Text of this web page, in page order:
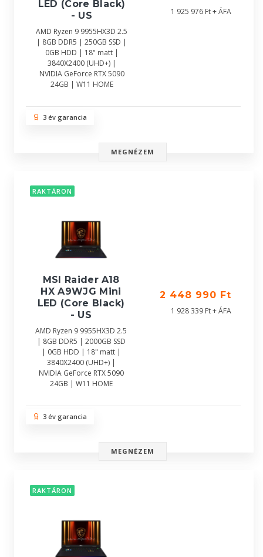
LED (Core Black)
- US
AMD Ryzen 9 9955HX3D 2.5
| 8GB DDR5 | 250GB SSD |
0GB HDD | 18" matt |
3840X2400 (UHD+) |
NVIDIA GeForce RTX 5090
24GB | W11 HOME
1 925 976 Ft + ÁFA
3 év garancia
MEGNÉZEM
RAKTÁRON
MSI Raider A18
HX A9WJG Mini
LED (Core Black)
- US
AMD Ryzen 9 9955HX3D 2.5
| 8GB DDR5 | 2000GB SSD
| 0GB HDD | 18" matt |
3840X2400 (UHD+) |
NVIDIA GeForce RTX 5090
24GB | W11 HOME
2 448 990 Ft
1 928 339 Ft + ÁFA
3 év garancia
MEGNÉZEM
RAKTÁRON